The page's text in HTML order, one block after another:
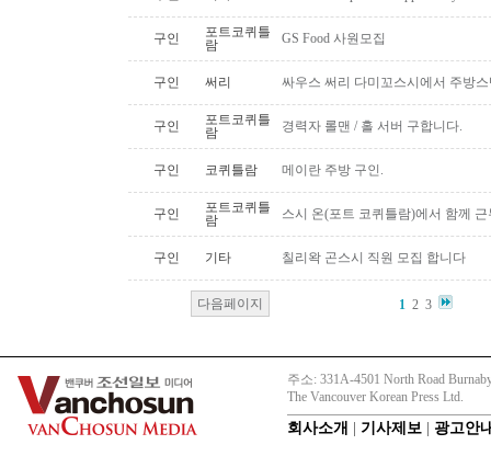
구인
포트코퀴틀
람
GS Food 사원모집
구인 써리 싸우스 써리 다미꼬스시에서 주방
구인
포트코퀴틀
람
경력자 롤맨 / 홀 서버 구합니다.
구인 코퀴틀람 메이란 주방 구인.
구인
포트코퀴틀
람
스시 온(포트 코퀴틀람)에서 함께
구인 기타 칠리왁 곤스시 직원 모집 합니다
다음페이지 1 2 3
주소: 331A-4501 North Road
The Vancouver Korean Press Ltd.
회사소개 기사제보 광고안